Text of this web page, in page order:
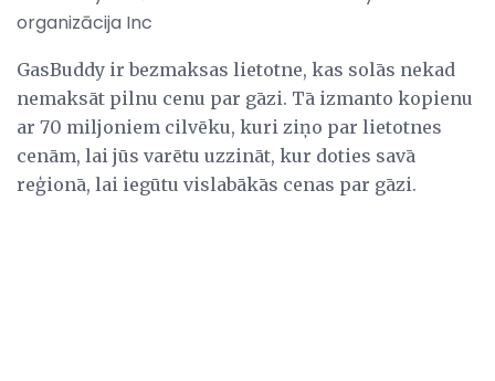
organizācija Inc
GasBuddy ir bezmaksas lietotne, kas solās nekad
nemaksāt pilnu cenu par gāzi. Tā izmanto kopienu
ar 70 miljoniem cilvēku, kuri ziņo par lietotnes
cenām, lai jūs varētu uzzināt, kur doties savā
reģionā, lai iegūtu vislabākās cenas par gāzi.